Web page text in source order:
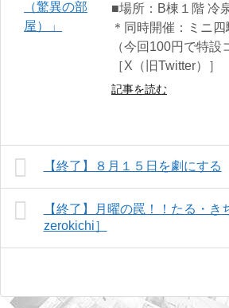
■場所：B棟１階 冷
＊同時開催：ミニ
（今回100円で特
［X（旧Twitter）
記事を読む
【終了】８月１５日を劇にする
【終了】月曜の罠！！たる・
zerokichi］